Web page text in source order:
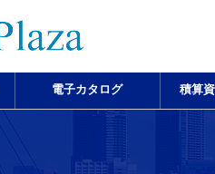
電子カタログ 積算